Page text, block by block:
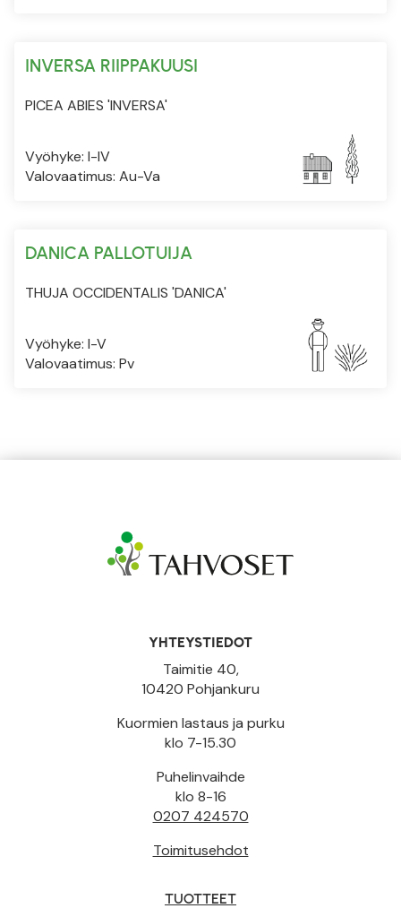
INVERSA RIIPPAKUUSI
PICEA ABIES 'INVERSA'
Vyöhyke: I-IV
Valovaatimus: Au-Va
DANICA PALLOTUIJA
THUJA OCCIDENTALIS 'DANICA'
Vyöhyke: I-V
Valovaatimus: Pv
YHTEYSTIEDOT
Taimitie 40,
10420 Pohjankuru
Kuormien lastaus ja purku
klo 7-15.30
Puhelinvaihde
klo 8-16
0207 424570
Toimitusehdot
TUOTTEET